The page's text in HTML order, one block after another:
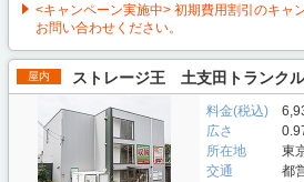
<キャンペーン実施中> 初期費用割引のキャ
お問い合わせください。
屋内 ストレージ王 土支田トランク
料金(税込)
広さ
所在地
東
交通
都